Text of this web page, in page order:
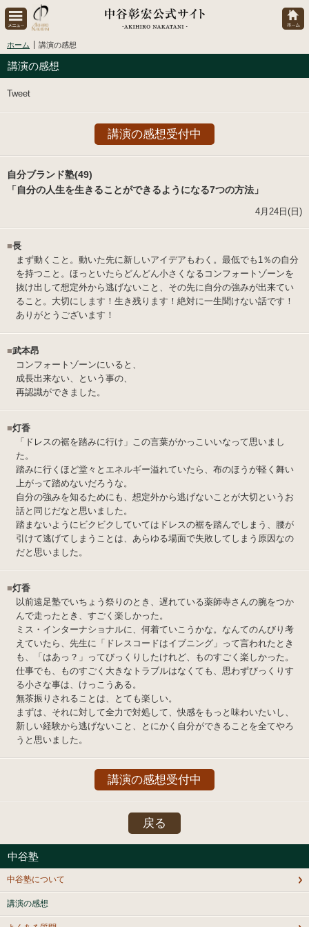
ホーム 講演の感想
講演の感想
Tweet
講演の感想受付中
自分ブランド塾(49)
「自分の人生を生きることができるようになる7つの方法」
4月24日(日)
■長
まず動くこと。動いた先に新しいアイデアもわく。最低でも1％の自分
を持つこと。ほっといたらどんどん小さくなるコンフォートゾーンを
抜け出して想定外から逃げないこと、その先に自分の強みが出来てい
ること。大切にします！生き残ります！絶対に一生聞けない話です！
ありがとうございます！
■武本昂
コンフォートゾーンにいると、
成長出来ない、という事の、
再認識ができました。
■灯香
「ドレスの裾を踏みに行け」この言葉がかっこいいなって思いまし
た。
踏みに行くほど堂々とエネルギー溢れていたら、布のほうが軽く舞い
上がって踏めないだろうな。
自分の強みを知るためにも、想定外から逃げないことが大切というお
話と同じだなと思いました。
踏まないようにビクビクしていてはドレスの裾を踏んでしまう、腰が
引けて逃げてしまうことは、あらゆる場面で失敗してしまう原因なの
だと思いました。
■灯香
以前遠足塾でいちょう祭りのとき、遅れている薬師寺さんの腕をつか
んで走ったとき、すごく楽しかった。
ミス・インターナショナルに、何着ていこうかな。なんてのんびり考
えていたら、先生に「ドレスコードはイブニング」って言われたとき
も、「はあっ？」ってびっくりしたけれど、ものすごく楽しかった。
仕事でも、ものすごく大きなトラブルはなくても、思わずびっくりす
る小さな事は、けっこうある。
無茶振りされることは、とても楽しい。
まずは、それに対して全力で対処して、快感をもっと味わいたいし、
新しい経験から逃げないこと、とにかく自分ができることを全てやろ
うと思いました。
講演の感想受付中
戻る
中谷塾
中谷塾について
講演の感想